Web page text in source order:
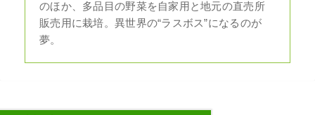
のほか、多品目の野菜を自家用と地元の直売所
販売用に栽培。異世界の“ラスボス”になるのが
夢。